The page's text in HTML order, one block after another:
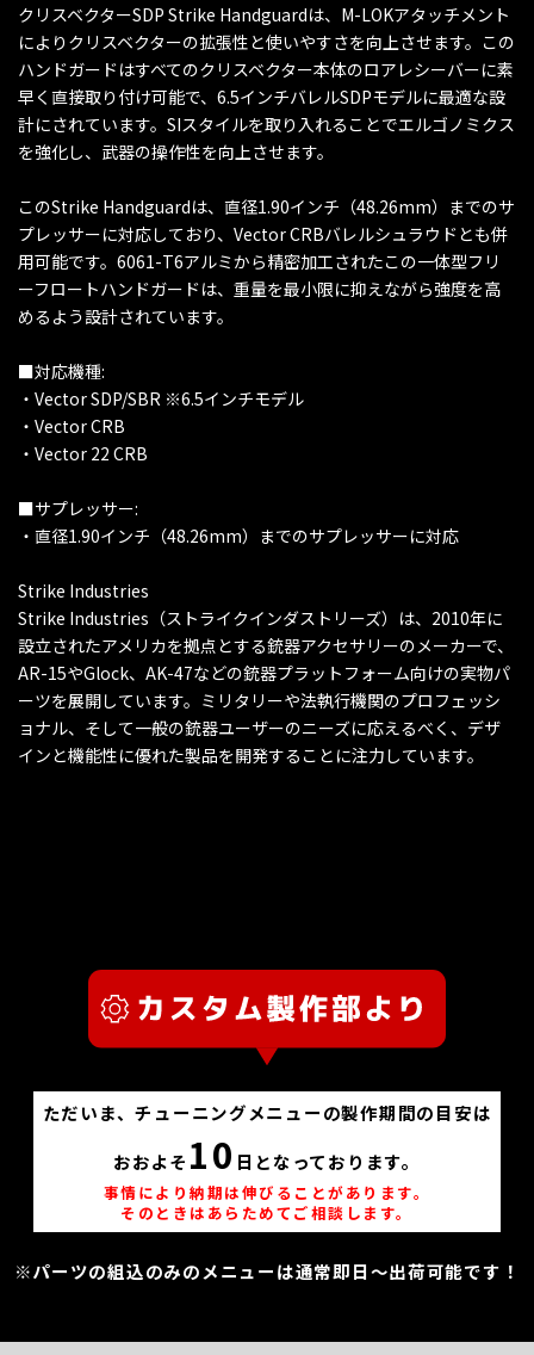
クリスベクターSDP Strike Handguardは、M-LOKアタッチメント
によりクリスベクターの拡張性と使いやすさを向上させます。この
ハンドガードはすべてのクリスベクター本体のロアレシーバーに素
早く直接取り付け可能で、6.5インチバレルSDPモデルに最適な設
計にされています。SIスタイルを取り入れることでエルゴノミクス
を強化し、武器の操作性を向上させます。
このStrike Handguardは、直径1.90インチ（48.26mm）までのサ
プレッサーに対応しており、Vector CRBバレルシュラウドとも併
用可能です。6061-T6アルミから精密加工されたこの一体型フリ
ーフロートハンドガードは、重量を最小限に抑えながら強度を高
めるよう設計されています。
■対応機種:
・Vector SDP/SBR ※6.5インチモデル
・Vector CRB
・Vector 22 CRB
■サプレッサー:
・直径1.90インチ（48.26mm）までのサプレッサーに対応
Strike Industries
Strike Industries（ストライクインダストリーズ）は、2010年に
設立されたアメリカを拠点とする銃器アクセサリーのメーカーで、
AR-15やGlock、AK-47などの銃器プラットフォーム向けの実物パ
ーツを展開しています。ミリタリーや法執行機関のプロフェッシ
ョナル、そして一般の銃器ユーザーのニーズに応えるべく、デザ
インと機能性に優れた製品を開発することに注力しています。
ただいま、チューニングメニューの製作期間の目安は
おおよそ 10 日となっております。
事情により納期は伸びることがあります。
そのときはあらためてご相談します。
※パーツの組込のみのメニューは通常即日～出荷可能です！